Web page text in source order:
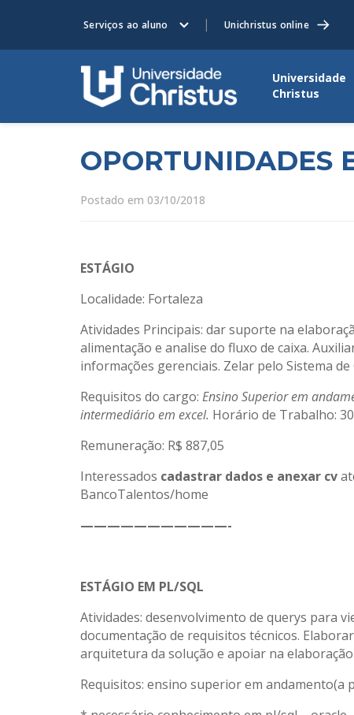
Serviços ao aluno Unichristus online
Universidade
Christus
OPORTUNIDADES
Postado em 03/10/2018
ESTÁGIO
Localidade: Fortaleza
Atividades Principais: dar suporte na
alimentação e analise do fluxo de caixa.
informações gerenciais. Zelar pelo Sistema de
Requisitos do cargo: Ensino Superior em
intermediário em excel. Horário de Trabalho:
Remuneração: R$ 887,05
Interessados cadastrar dados e anexar cv
BancoTalentos/home
———————————-
ESTÁGIO EM PL/SQL
Atividades: desenvolvimento de querys para
documentação de requisitos técnicos.
arquitetura da solução e apoiar na
Requisitos: ensino superior em andamento(a